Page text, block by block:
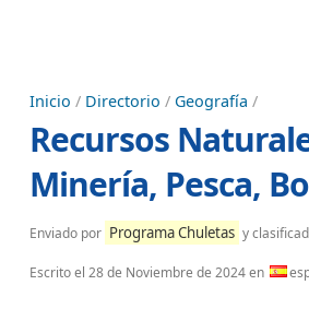
Inicio / Directorio / Geografía /
Recursos
Minería, Pesca,
Enviado por Programa Chuletas y
Escrito el 28 de Noviembre de 2024en